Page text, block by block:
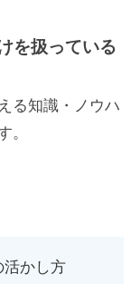
を扱っている
る知識・ノウハ
。
活かし方